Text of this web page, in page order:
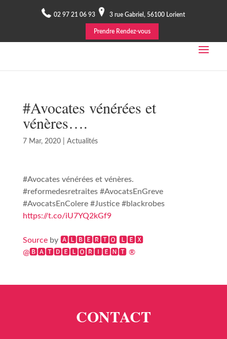
02 97 21 06 93 3 rue Gabriel, 56100 Lorient
Prendre Rendez-vous
#Avocates vénérées et
vénères….
7 Mar, 2020| Actualités
#Avocates vénérées et vénères.
#reformedesretraites #AvocatsEnGreve
#AvocatsEnColere #Justice #blackrobes
https://t.co/iU7YQ2kGf9
Sourceby 🅰🅻🅱🅴🆁🆃🅾 🅻🅴🆇
@🅱🅰🆃🅳🅴🅻🅾🆁🅸🅴🅽🆃 ®